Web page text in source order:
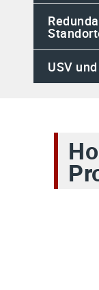
USV